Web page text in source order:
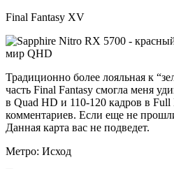
Final Fantasy XV
Традиционно более лояльная к
часть Final Fantasy смогла меня
в Quad HD и 110-120 кадров в Full
комментариев. Если еще не
Данная карта вас не подведет.
Метро: Исход